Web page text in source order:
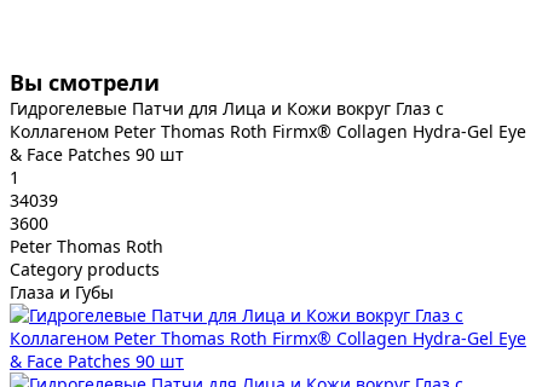
Вы смотрели
Гидрогелевые Патчи для Лица и Кожи вокруг Глаз с
Коллагеном Peter Thomas Roth Firmx® Collagen Hydra-Gel Eye
& Face Patches 90 шт
1
34039
3600
Peter Thomas Roth
Category products
Глаза и Губы